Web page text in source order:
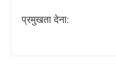
प्रमुखता देना: